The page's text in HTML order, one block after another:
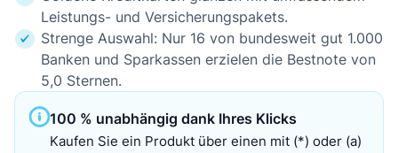
Leistungs- und Versicherungspakets.
Strenge Auswahl: Nur 16 von bundesweit gut 1.000
Banken und Sparkassen erzielen die Bestnote von
5,0 Sternen.
100 % unabhängig dank Ihres Klicks
Kaufen Sie ein Produkt über einen mit (*) oder (a)